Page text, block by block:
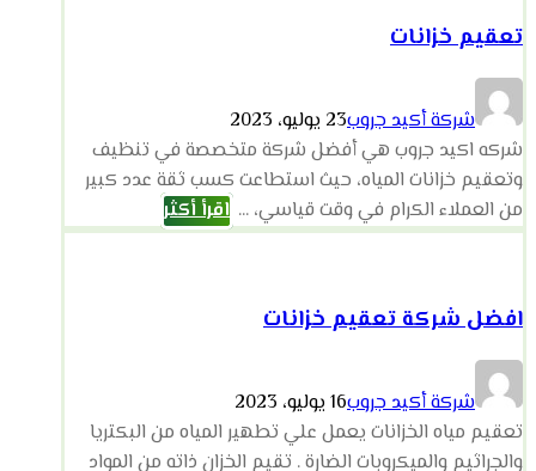
تعقيم خزانات
شركة أكيد جروب23 يوليو، 2023
شركه اكيد جروب هي أفضل شركة متخصصة في تنظيف
وتعقيم خزانات المياه، حيث استطاعت كسب ثقة عدد كبير
من العملاء الكرام في وقت قياسي، ... اقرأ أكثر
افضل شركة تعقيم خزانات
شركة أكيد جروب16 يوليو، 2023
تعقيم مياه الخزانات يعمل علي تطهير المياه من البكتريا
والجراثيم والميكروبات الضارة . تقيم الخزان ذاته من المواد